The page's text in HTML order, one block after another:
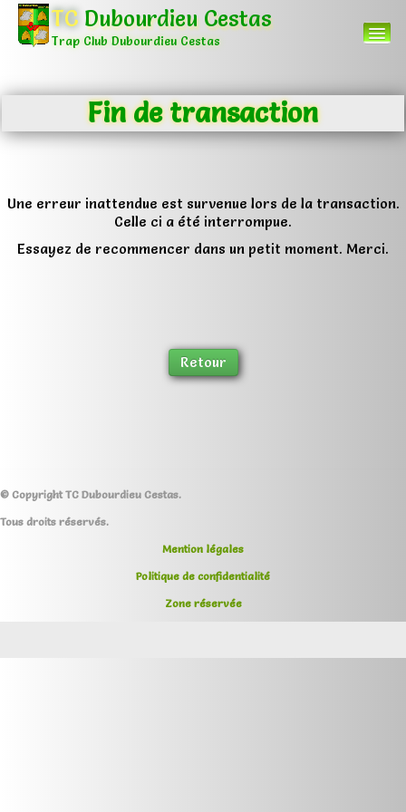
TC Dubourdieu Cestas
Trap Club Dubourdieu Cestas
▼
Fin de transaction
Une erreur inattendue est survenue lors de la transaction.
Celle ci a été interrompue.
Essayez de recommencer dans un petit moment. Merci.
Retour
© Copyright TC Dubourdieu Cestas.
Tous droits réservés.
Mention légales
Politique de confidentialité
Zone réservée